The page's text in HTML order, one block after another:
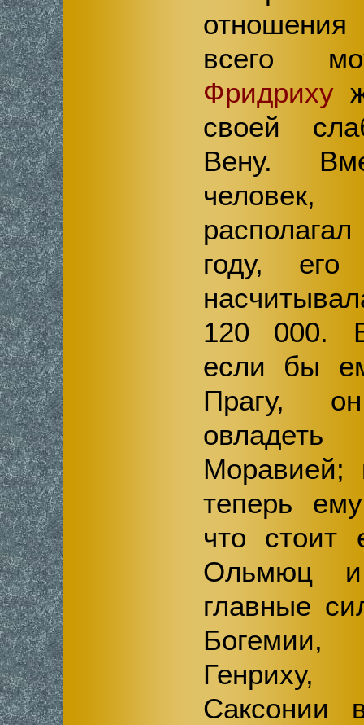
всего
Фридриху
своей
Вену.
году,
120 000.
если бы
Прагу,
Моравией;
теперь
что стоит
Ольмюц и
главные
Богемии,
Саксонии